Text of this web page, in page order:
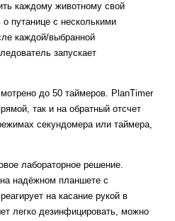
каждому животному свой
путанице с несколькими
каждой/выбранной
запускает
до 50 таймеров. PlanTimer
так и на обратный отсчет
секундомера или таймера,
лабораторное решение.
надёжном планшете с
на касание рукой в
легко дезинфицировать, можно